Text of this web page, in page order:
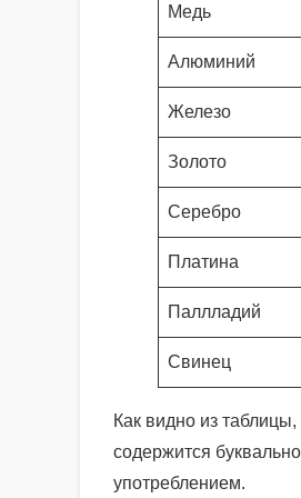
Медь
Алюминий
Железо
Золото
Серебро
Платина
Паллладий
Свинец
Как видно из
содержится
употреблением.